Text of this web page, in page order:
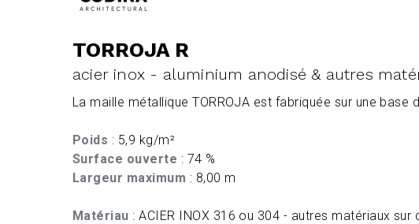
TORROJA R
acier inox - aluminium anodisé & autres
La maille métallique TORROJA est fabriquée sur une
Poids : 5,9 kg/m²
Surface ouverte : 74 %
Largeur maximum : 8,00 m
Matériau : ACIER INOX 316 ou 304 - autres matériaux sur